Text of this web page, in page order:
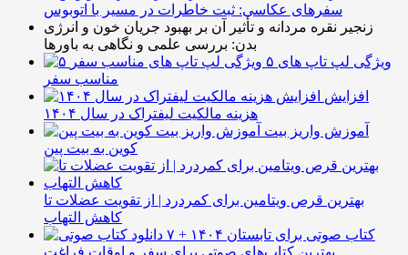
سفرهای عکاسی: ثبت خاطرات در مسیر با اتوبوس
زنجیر نقره مردانه و تأثیر آن بر بهبود جریان خون و انرژی
بدن: بررسی علمی و نگاهی به باورها
۵ ویژگی لپ تاپ های
مناسب سفر
افزایش
هزینه مالکیت لیفتراک در سال ۱۴۰۴
آموزش واریز بیت
کوین به بیت پین
بهترین قرص ویتامین برای کمردرد | از تقویت عضلات تا
کاهش التهاب
۷ کتاب صوتی برای تابستان ۱۴۰۴ +
بهترین کتاب‌های صوتی برای سفر و اوقات فراغت